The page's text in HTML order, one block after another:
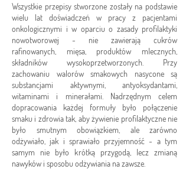
Wszystkie przepisy stworzone zostały na podstawie
wielu lat doświadczeń w pracy z pacjentami
onkologicznymi i w oparciu o zasady profilaktyki
nowotworowej - nie zawierają cukrów
rafinowanych, mięsa, produktów mlecznych,
składników wysokoprzetworzonych. Przy
zachowaniu walorów smakowych nasycone są
substancjami aktywnymi, antyoksydantami,
witaminami i minerałami. Nadrzędnym celem
dopracowania każdej formuły było połączenie
smaku i zdrowia tak, aby żywienie profilaktyczne nie
było smutnym obowiązkiem, ale zarówno
odżywiało, jak i sprawiało przyjemność - a tym
samym nie było krótką przygodą, lecz zmianą
nawyków i sposobu odżywiania na zawsze.